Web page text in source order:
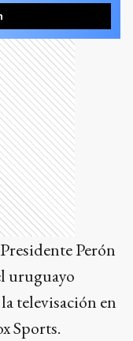
Perón
uruguayo
televisación en
Sports.